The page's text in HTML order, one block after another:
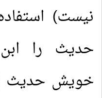
نیست)
حدیث را